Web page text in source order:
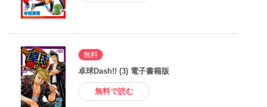
無料
卓球Dash!! (3) 電子書籍版
無料で読む